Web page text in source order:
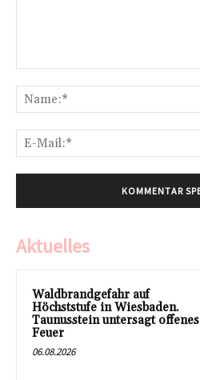
Aktuelles
Waldbrandgefahr auf
Höchststufe in Wiesbaden.
Taunusstein untersagt offenes
Feuer
06.08.2026